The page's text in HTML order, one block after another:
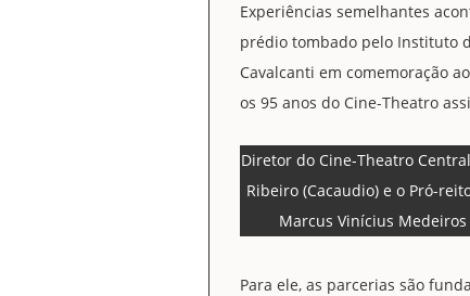
Experiências semelhantes
prédio tombado pelo Instituto
Cavalcanti em comemoração
os 95 anos do Cine-Theatro
Diretor do Cine-Theatro
Ribeiro (Cacaudio) e o Pró-
Marcus Vinícius Medeiros
Para ele, as parcerias são